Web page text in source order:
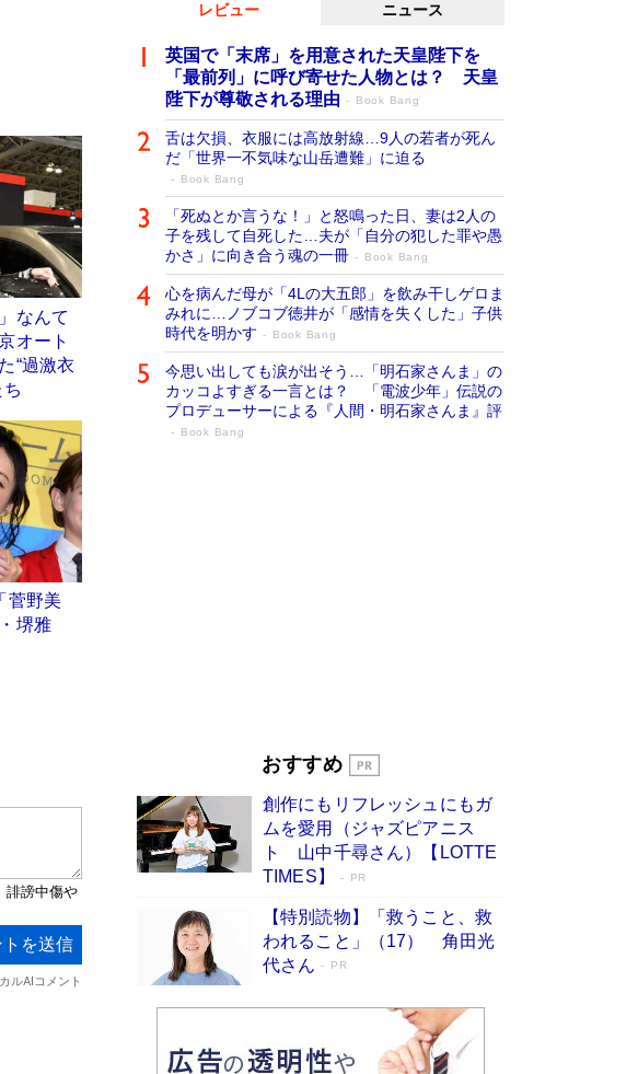
なんて
オート
“過激衣
菅野美
堺雅
レビュー ニュース
英国で「末席」を用意された天皇陛下を
「最前列」に呼び寄せた人物とは？ 天皇
陛下が尊敬される理由
Book Bang
舌は欠損、衣服には高放射線…9人の若者が死ん
だ「世界一不気味な山岳遭難」に迫る
Book Bang
「死ぬとか言うな！」と怒鳴った日、妻は2人の
子を残して自死した…夫が「自分の犯した罪や愚
かさ」に向き合う魂の一冊
Book Bang
心を病んだ母が「4Lの大五郎」を飲み干しゲロま
みれに…ノブコブ徳井が「感情を失くした」子供
時代を明かす
Book Bang
今思い出しても涙が出そう…「明石家さんま」の
カッコよすぎる一言とは？ 「電波少年」伝説の
プロデューサーによる『人間・明石家さんま』評
Book Bang
俳優・高嶋政伸が家族に教わった“人を育てるコ
東野圭吾、伊坂幸太郎の人気シリーズ最新作どち
らも文庫化 映画化された直木賞受賞作もランク
イン［文庫ベストセラー］
Book Bang
おすすめ
創作にもリフレッシュにもガ
ムを愛用（ジャズピアニス
ト 山中千尋さん）【LOTTE
TIMES】
PR
【特別読物】「救うこと、救
われること」（17） 角田光
代さん
PR